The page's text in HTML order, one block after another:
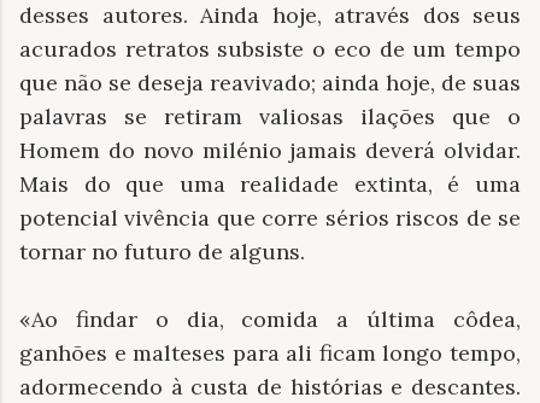
desses autores. Ainda hoje, através dos seus
acurados retratos subsiste o eco de um tempo
que não se deseja reavivado; ainda hoje, de suas
palavras se retiram valiosas ilações que o
Homem do novo milénio jamais deverá olvidar.
Mais do que uma realidade extinta, é uma
potencial vivência que corre sérios riscos de se
tornar no futuro de alguns.
«Ao findar o dia, comida a última côdea,
ganhões e malteses para ali ficam longo tempo,
adormecendo à custa de histórias e descantes.